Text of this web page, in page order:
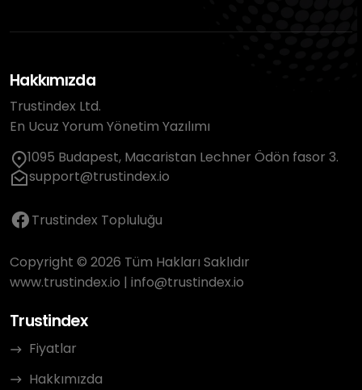
Hakkımızda
Trustindex Ltd.
En Ucuz Yorum Yönetim Yazılımı
1095 Budapest, Macaristan Lechner Ödön fasor 3.
support@trustindex.io
Trustindex Topluluğu
Copyright © 2026 Tüm Hakları Saklıdır
www.trustindex.io | info@trustindex.io
Trustindex
Fiyatlar
Hakkımızda